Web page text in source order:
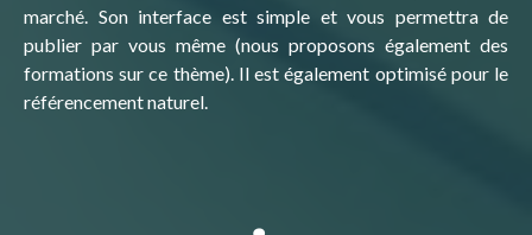
marché. Son interface est simple et vous permettra de
publier par vous même (nous proposons également des
formations sur ce thème). Il est également optimisé pour le
référencement naturel.